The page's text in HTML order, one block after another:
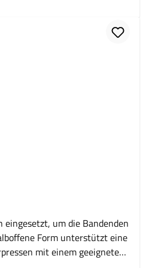
Einfache
und
Hotmelt Material:
um die Bandenden
mit einem geeigneten